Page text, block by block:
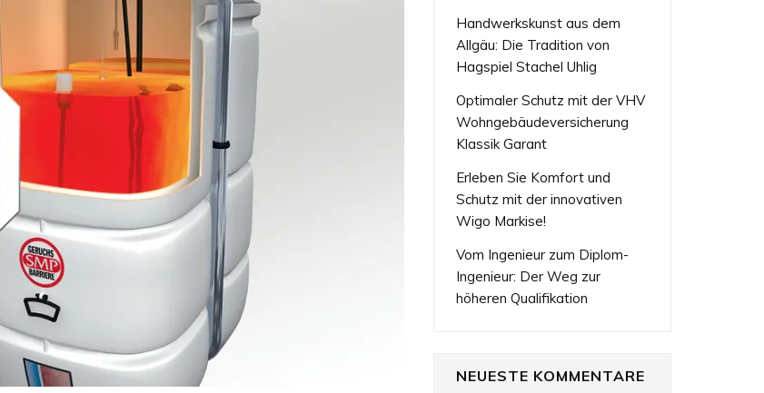
Handwerkskunst aus dem
Allgäu: Die Tradition von
Hagspiel Stachel Uhlig
Optimaler Schutz mit der VHV
Wohngebäudeversicherung
Klassik Garant
Erleben Sie Komfort und
Schutz mit der innovativen
Wigo Markise!
Vom Ingenieur zum Diplom-
Ingenieur: Der Weg zur
höheren Qualifikation
NEUESTE KOMMENTARE